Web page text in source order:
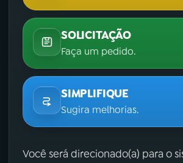
SOLICITAÇÃO
Faça um pedido.
SIMPLIFIQUE
Sugira melhorias.
Você será direcionado(a) para o